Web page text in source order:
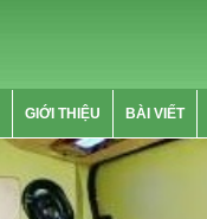
GIỚI THIỆU BÀI VIẾT